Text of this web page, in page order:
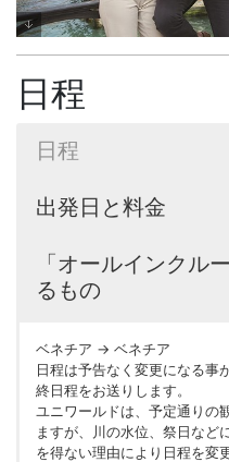
日程
日程
出発日と料金
「オールインクル
るもの
ベネチア → ベネチア
日程は予告なく変更になる事
終日程をお送りします。
ユニワールドは、予定通りの
ますが、川の水位、祭日など
を得ない理由により日程を変